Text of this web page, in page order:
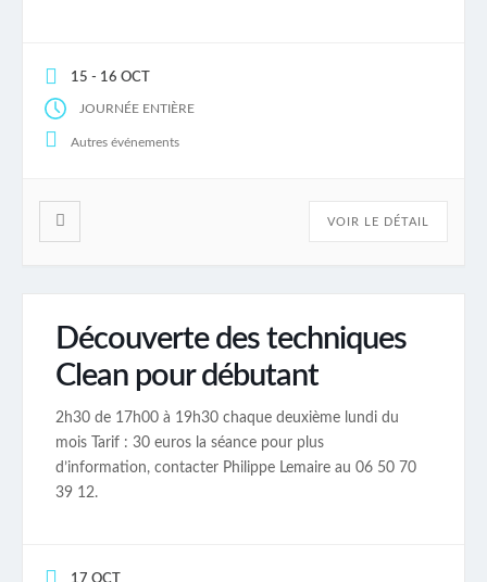
15 - 16 OCT
JOURNÉE ENTIÈRE
Autres événements
VOIR LE DÉTAIL
Découverte des techniques
Clean pour débutant
2h30 de 17h00 à 19h30 chaque deuxième lundi du
mois Tarif : 30 euros la séance pour plus
d’information, contacter Philippe Lemaire au 06 50 70
39 12.
17 OCT